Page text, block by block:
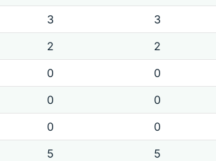
3 3
2 2
0 0
0 0
0 0
5 5